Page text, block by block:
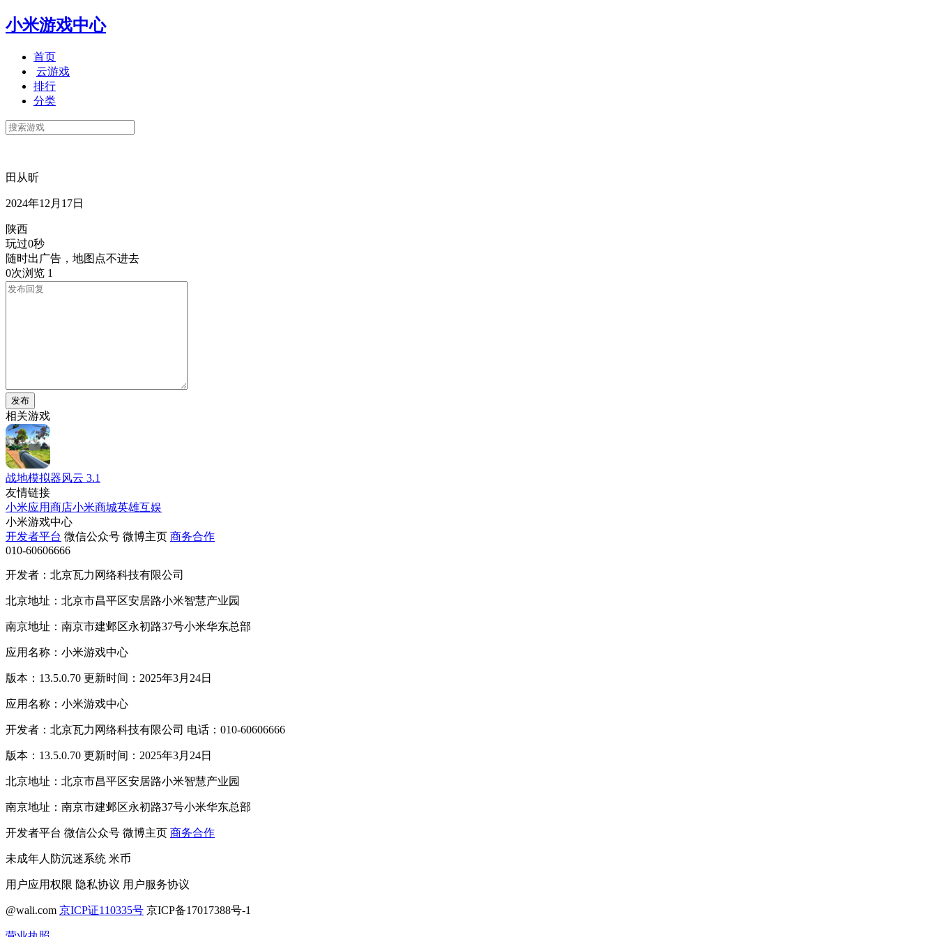
小米游戏中心
首页
云游戏
排行
分类
田从昕
2024年12月17日
陕西
玩过0秒
随时出广告，地图点不进去
0次浏览 1
发布
相关游戏
战地模拟器风云 3.1
友情链接
小米应用商店小米商城英雄互娱
小米游戏中心
开发者平台 微信公众号 微博主页 商务合作
010-60606666
开发者：北京瓦力网络科技有限公司
北京地址：北京市昌平区安居路小米智慧产业园
南京地址：南京市建邺区永初路37号小米华东总部
应用名称：小米游戏中心
版本：13.5.0.70 更新时间：2025年3月24日
应用名称：小米游戏中心
开发者：北京瓦力网络科技有限公司 电话：010-60606666
版本：13.5.0.70 更新时间：2025年3月24日
北京地址：北京市昌平区安居路小米智慧产业园
南京地址：南京市建邺区永初路37号小米华东总部
开发者平台 微信公众号 微博主页 商务合作
未成年人防沉迷系统 米币
用户应用权限 隐私协议 用户服务协议
@wali.com 京ICP证110335号 京ICP备17017388号-1